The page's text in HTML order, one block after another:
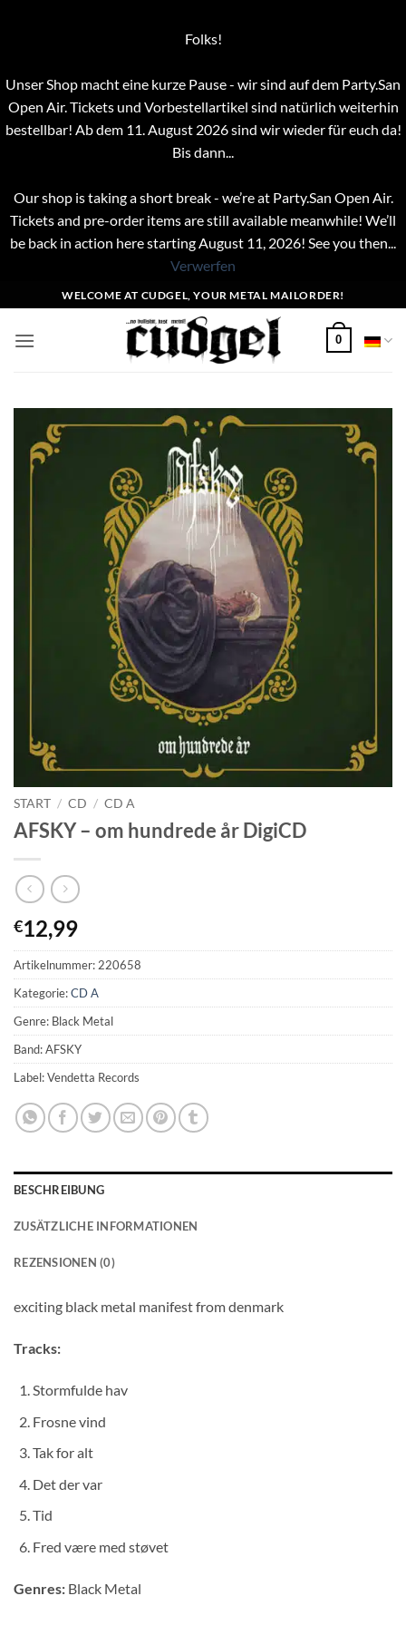
Folks!
Unser Shop macht eine kurze Pause - wir sind auf dem Party.San
Open Air. Tickets und Vorbestellartikel sind natürlich weiterhin
bestellbar! Ab dem 11. August 2026 sind wir wieder für euch da!
Bis dann...
Our shop is taking a short break - we’re at Party.San Open Air.
Tickets and pre-order items are still available meanwhile! We’ll
be back in action here starting August 11, 2026! See you then...
Verwerfen
Inhalt
springen
WELCOME AT CUDGEL, YOUR METAL MAILORDER!
0
START / CD / CD A
AFSKY – om hundrede år DigiCD
€12,99
Artikelnummer:220658
Kategorie:CD A
Genre: Black Metal
Band: AFSKY
Label: Vendetta Records
BESCHREIBUNG
ZUSÄTZLICHE INFORMATIONEN
REZENSIONEN (0)
exciting black metal manifest from denmark
Tracks:
Stormfulde hav
Frosne vind
Tak for alt
Det der var
Tid
Fred være med støvet
Genres: Black Metal